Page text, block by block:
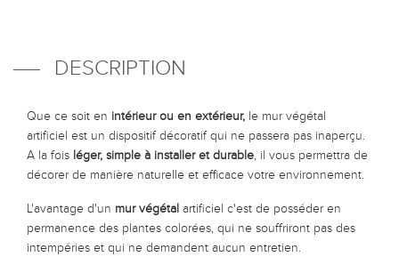
DESCRIPTION
Que ce soit en intérieur ou en extérieur, le mur végétal
artificiel est un dispositif décoratif qui ne passera pas inaperçu.
A la fois léger, simple à installer et durable, il vous permettra de
décorer de manière naturelle et efficace votre environnement.
L'avantage d'un mur végétal artificiel c'est de posséder en
permanence des plantes colorées, qui ne souffriront pas des
intempéries et qui ne demandent aucun entretien.